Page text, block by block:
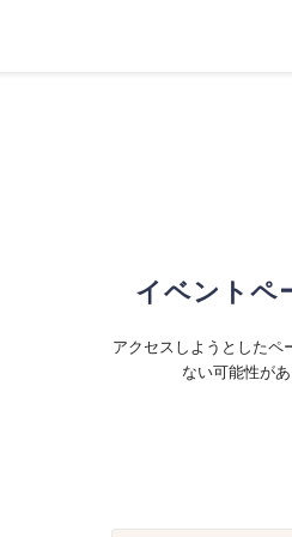
イベントペ
アクセスしようとしたペ
ない可能性が